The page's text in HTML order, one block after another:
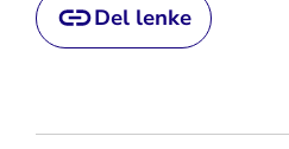
Del lenke